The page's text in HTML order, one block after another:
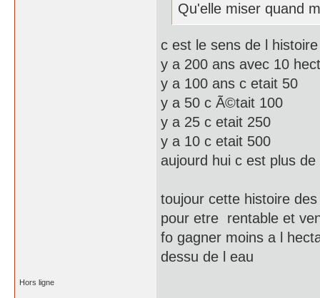
Qu'elle miser quand
c est le sens de l histoire
y a 200 ans avec 10
y a 100 ans c etait 50
y a 50 c Ã©tait 100
y a 25 c etait 250
y a 10 c etait 500
aujourd hui c est plus de
toujour cette histoire
pour etre rentable et
fo gagner moins a l
dessu de l eau
Hors ligne